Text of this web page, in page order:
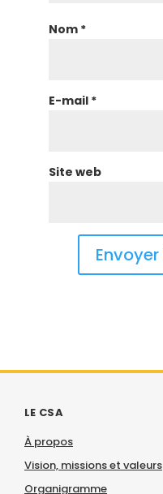
Nom *
E-mail *
Site web
LE CSA
À propos
Vision, missions et valeurs
Organigramme